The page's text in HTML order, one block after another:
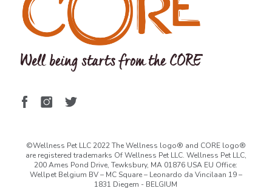
©Wellness Pet LLC 2022 The Wellness logo® and CORE logo®
are registered trademarks Of Wellness Pet LLC. Wellness Pet LLC,
200 Ames Pond Drive, Tewksbury, MA 01876 USA EU Office:
Wellpet Belgium BV – MC Square – Leonardo da Vincilaan 19 –
1831 Diegem - BELGIUM